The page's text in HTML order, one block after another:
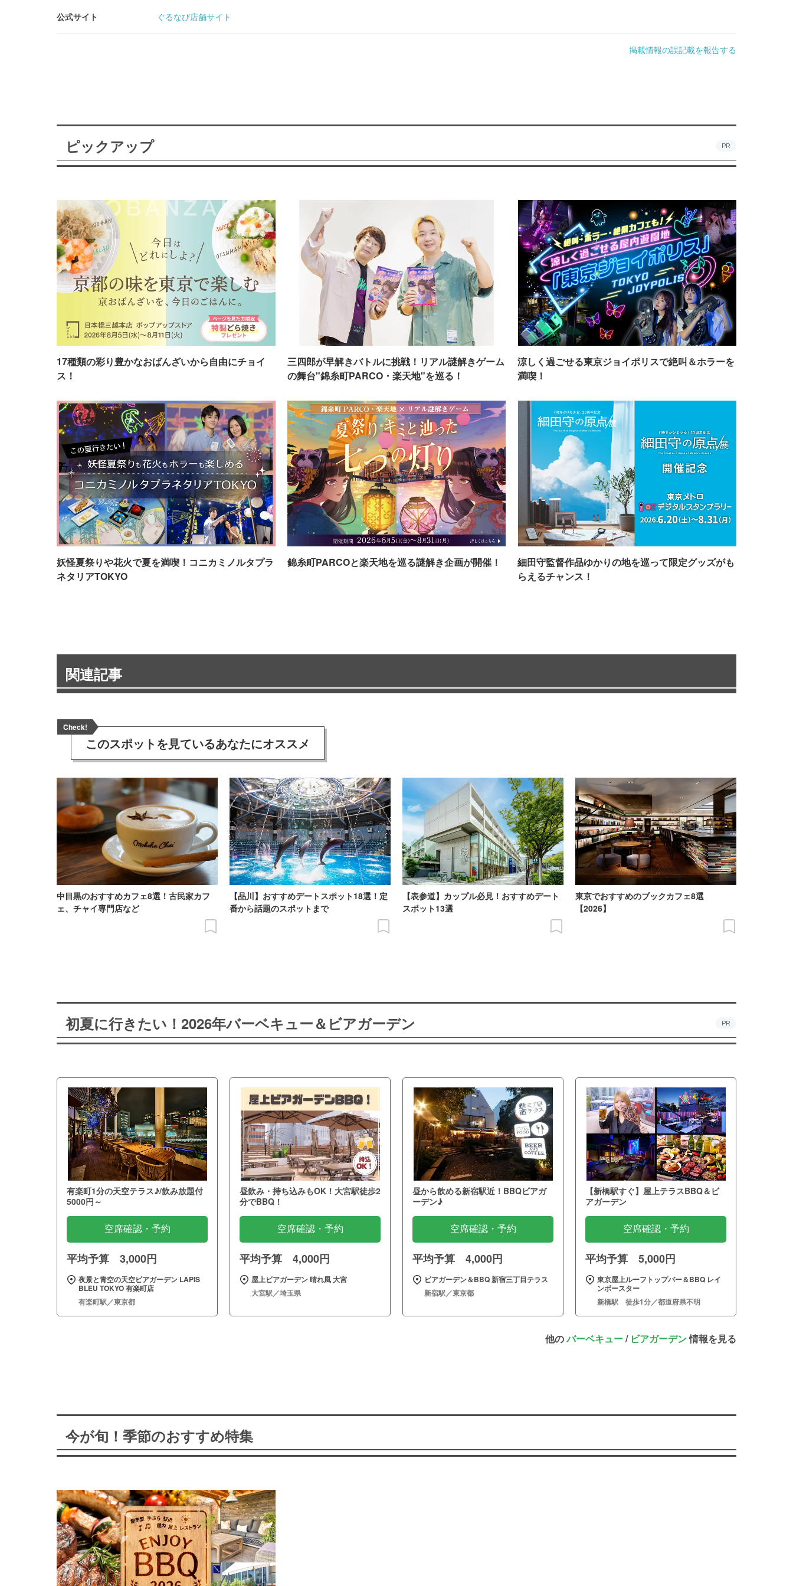
公式サイト ぐるなび店舗サイト
掲載情報の誤記載を報告する
ピックアップ PR
17種類の彩り豊かなおばんざいから自由にチョイ
ス！
三四郎が早解きバトルに挑戦！リアル謎解きゲーム
の舞台"錦糸町PARCO・楽天地"を巡る！
涼しく過ごせる東京ジョイポリスで絶叫＆ホラーを
満喫！
妖怪夏祭りや花火で夏を満喫！コニカミノルタプラ
ネタリアTOKYO
錦糸町PARCOと楽天地を巡る謎解き企画が開催！
細田守監督作品ゆかりの地を巡って限定グッズがも
らえるチャンス！
関連記事
Check!
このスポットを見ているあなたにオススメ
中目黒のおすすめカフェ8選！古民家カフ
ェ、チャイ専門店など
【品川】おすすめデートスポット18選！定
番から話題のスポットまで
【表参道】カップル必見！おすすめデート
スポット13選
東京でおすすめのブックカフェ8選
【2026】
初夏に行きたい！2026年バーベキュー＆ビアガーデン PR
有楽町1分の天空テラス♪/飲み放題付
5000円～
空席確認・予約
平均予算 3,000円
夜景と青空の天空ビアガーデン LAPIS
BLEU TOKYO 有楽町店
有楽町駅／東京都
昼飲み・持ち込みもOK！大宮駅徒歩2
分でBBQ！
空席確認・予約
平均予算 4,000円
屋上ビアガーデン 晴れ風 大宮
大宮駅／埼玉県
昼から飲める新宿駅近！BBQビアガ
ーデン♪
空席確認・予約
平均予算 4,000円
ビアガーデン＆BBQ 新宿三丁目テラス
新宿駅／東京都
【新橋駅すぐ】屋上テラスBBQ＆ビ
アガーデン
空席確認・予約
平均予算 5,000円
東京屋上ルーフトップバー＆BBQ レイ
ンボースター
新橋駅 徒歩1分／都道府県不明
他のバーベキュー/ ビアガーデン情報を見る
今が旬！季節のおすすめ特集